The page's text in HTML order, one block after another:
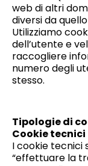
web di altri
diversi da
Utilizziamo
dell’utente e
raccogliere
numero degli
stesso.
Tipologie di
Cookie tecnici
I cookie tecnici
“effettuare la